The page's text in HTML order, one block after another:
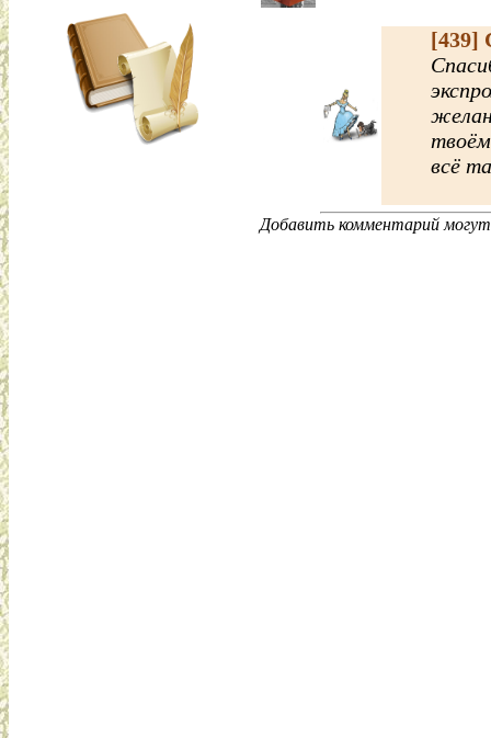
[439]
всё
Добавить комментарий